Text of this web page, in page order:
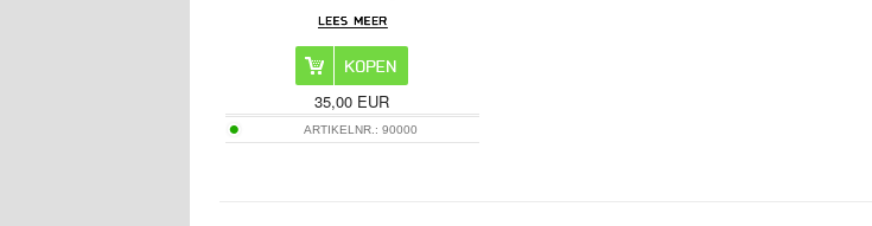
35,00 EUR
ARTIKELNR.:90000